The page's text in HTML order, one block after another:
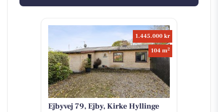
1.445.000 kr
104 m2
Ejbyvej 79, Ejby, Kirke Hyllinge